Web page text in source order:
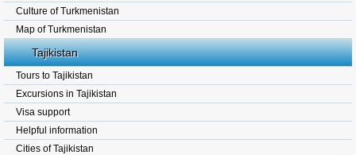
Culture of Turkmenistan
Map of Turkmenistan
Tajikistan
Tours to Tajikistan
Excursions in Tajikistan
Visa support
Helpful information
Cities of Tajikistan